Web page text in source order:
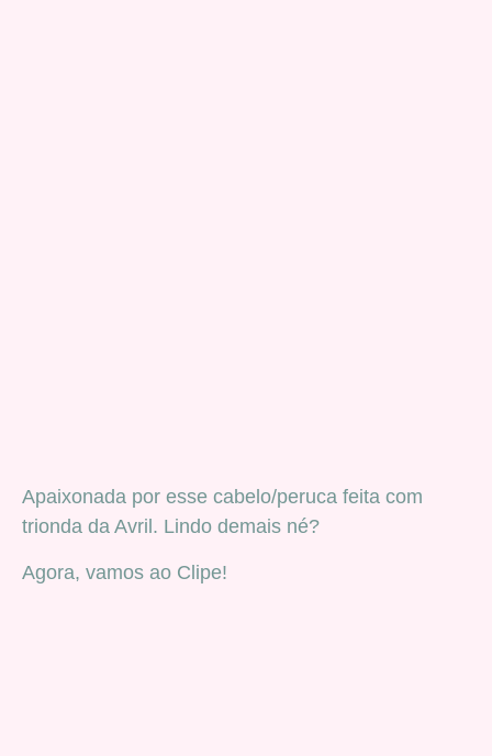
Apaixonada por esse cabelo/peruca feita com
trionda da Avril. Lindo demais né?
Agora, vamos ao Clipe!